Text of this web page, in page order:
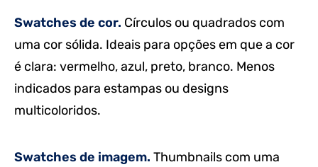
Swatches de cor. Círculos ou quadrados com
uma cor sólida. Ideais para opções em que a cor
é clara: vermelho, azul, preto, branco. Menos
indicados para estampas ou designs
multicoloridos.
Swatches de imagem. Thumbnails com uma